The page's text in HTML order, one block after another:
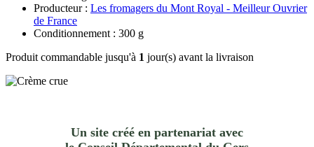
Producteur : Les fromagers du Mont Royal - Meilleur Ouvrier
de France
Conditionnement : 300 g
Produit commandable jusqu'à 1 jour(s) avant la livraison
Un site créé en partenariat avec